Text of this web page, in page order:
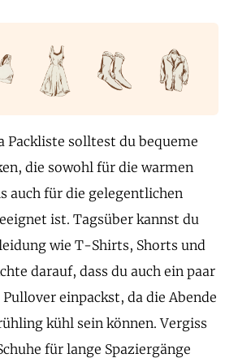
Packliste solltest du bequeme
die sowohl für die warmen
auch für die gelegentlichen
ist. Tagsüber kannst du
wie T-Shirts, Shorts und
darauf, dass du auch ein paar
einpackst, da die Abende
kühl sein können. Vergiss
für lange Spaziergänge